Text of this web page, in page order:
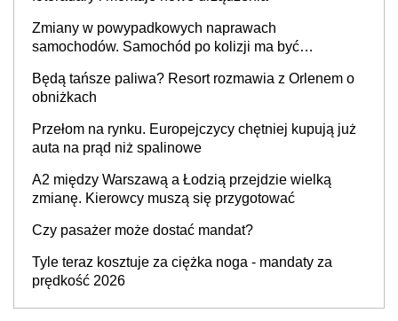
Zmiany w powypadkowych naprawach
samochodów. Samochód po kolizji ma być
producenta
Będą tańsze paliwa? Resort rozmawia z Orlenem o
obniżkach
Przełom na rynku. Europejczycy chętniej kupują już
auta na prąd niż spalinowe
A2 między Warszawą a Łodzią przejdzie wielką
zmianę. Kierowcy muszą się przygotować
Czy pasażer może dostać mandat?
Tyle teraz kosztuje za ciężka noga - mandaty za
prędkość 2026